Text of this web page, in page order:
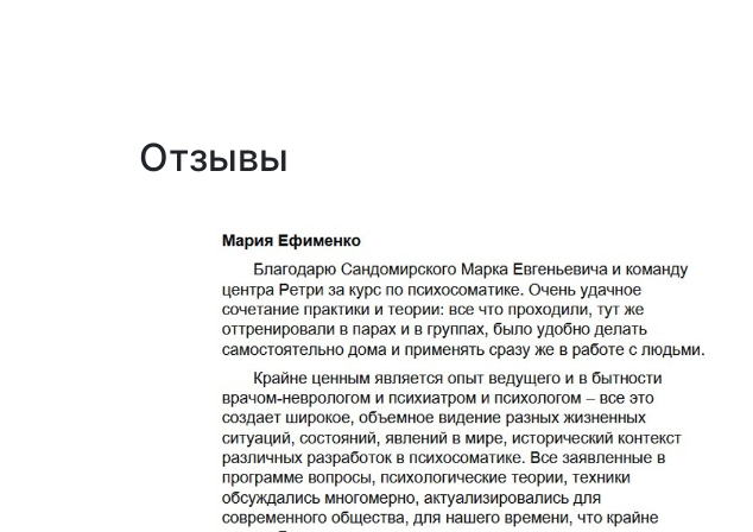
Отзывы